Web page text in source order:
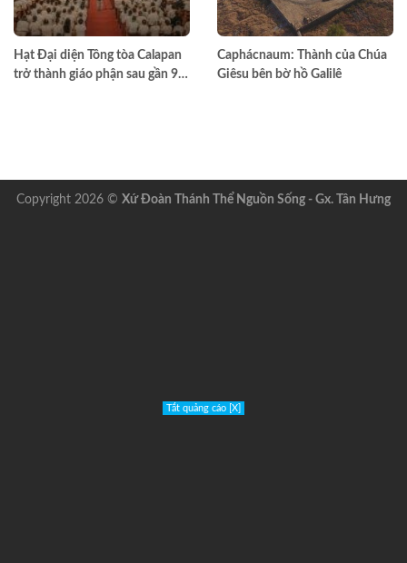
Hạt Đại diện Tông tòa Calapan
trở thành giáo phận sau gần 90
Caphácnaum: Thành của Chúa
Giêsu bên bờ hồ Galilê
Copyright 2026 © Xứ Đoàn Thánh Thể Nguồn Sống - Gx. Tân Hưng
Tắt quảng cáo [X]